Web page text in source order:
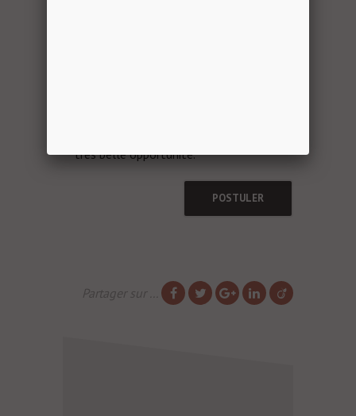
très belle opportunité.
POSTULER
Partager sur ...